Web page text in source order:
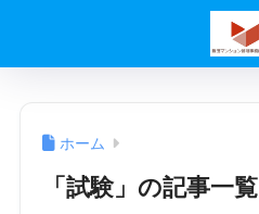
ホーム
「試験」の記事一覧